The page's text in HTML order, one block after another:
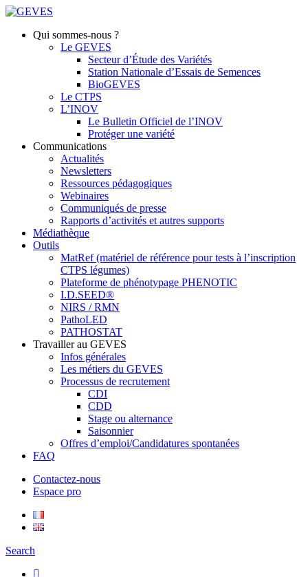
Qui sommes-nous ?
Le GEVES
Secteur d’Étude des Variétés
Station Nationale d’Essais de Semences
BioGEVES
Le CTPS
L’INOV
Le Bulletin Officiel de l’INOV
Protéger une variété
Communications
Actualités
Newsletters
Ressources pédagogiques
Webinaires
Communiqués de presse
Rapports d’activités et autres supports
Médiathèque
Outils
MatRef (matériel de référence pour tests à l’inscription
CTPS légumes)
Plateforme de phénotypage PHENOTIC
I.D.SEED®
NIRS / RMN
PathoLED
PATHOSTAT
Travailler au GEVES
Infos générales
Les métiers du GEVES
Processus de recrutement
CDI
CDD
Stage ou alternance
Saisonnier
Offres d’emploi/Candidatures spontanées
FAQ
Contactez-nous
Espace pro
Search